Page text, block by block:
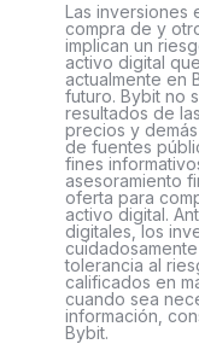
Las inversiones
compra de y
implican un
activo digital
actualmente en
futuro. Bybit no
resultados de
precios y
de fuentes
fines
asesoramiento
oferta para
activo digital.
digitales, los
tolerancia al
calificados en
cuando sea
información,
Bybit.